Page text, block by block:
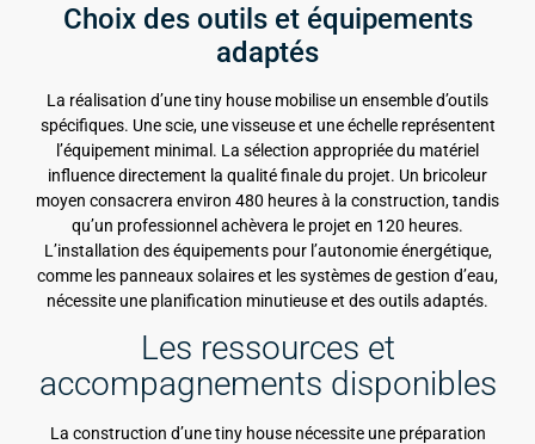
Choix des outils et équipements
adaptés
La réalisation d’une tiny house mobilise un ensemble d’outils
spécifiques. Une scie, une visseuse et une échelle représentent
l’équipement minimal. La sélection appropriée du matériel
influence directement la qualité finale du projet. Un bricoleur
moyen consacrera environ 480 heures à la construction, tandis
qu’un professionnel achèvera le projet en 120 heures.
L’installation des équipements pour l’autonomie énergétique,
comme les panneaux solaires et les systèmes de gestion d’eau,
nécessite une planification minutieuse et des outils adaptés.
Les ressources et
accompagnements disponibles
La construction d’une tiny house nécessite une préparation